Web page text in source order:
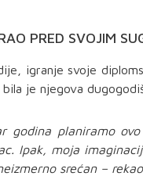
PRED SVOJIM
igranje svoje
je njegova
godina planiramo
Ipak, moja
srećan –